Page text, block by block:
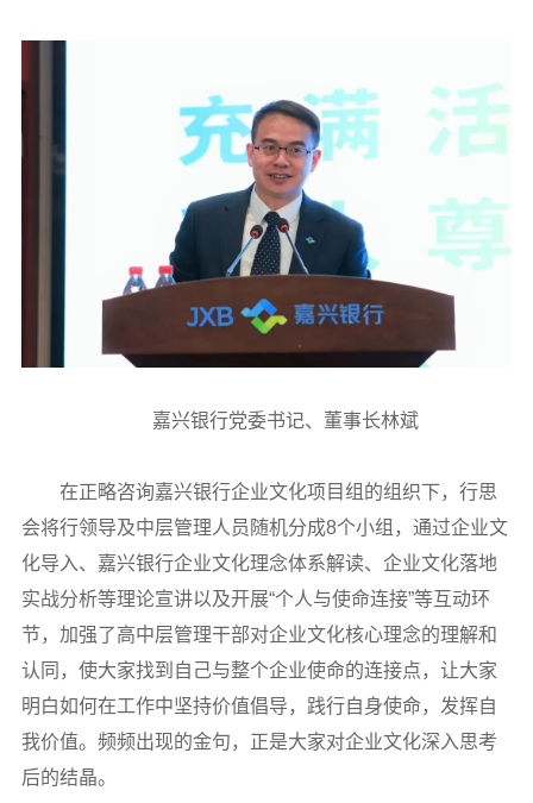
嘉兴银行党委书记、董事长林斌
在正略咨询嘉兴银行企业文化项目组的组织下，行思
会将行领导及中层管理人员随机分成8个小组，通过企业文
化导入、嘉兴银行企业文化理念体系解读、企业文化落地
实战分析等理论宣讲以及开展“个人与使命连接”等互动环
节，加强了高中层管理干部对企业文化核心理念的理解和
认同，使大家找到自己与整个企业使命的连接点，让大家
明白如何在工作中坚持价值倡导，践行自身使命，发挥自
我价值。频频出现的金句，正是大家对企业文化深入思考
后的结晶。